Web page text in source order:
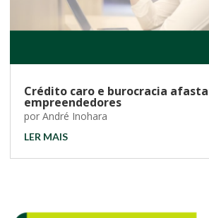
Crédito caro e burocracia
empreendedores
por André Inohara
LER MAIS